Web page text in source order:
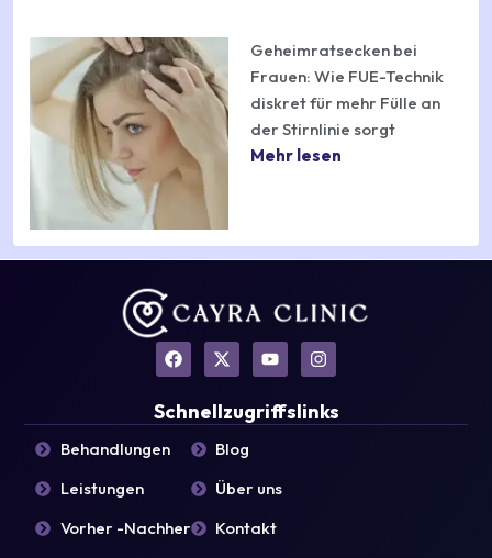
Geheimratsecken bei
Frauen: Wie FUE-Technik
diskret für mehr Fülle an
der Stirnlinie sorgt
Mehr lesen
F
a
e
b
X
-
w
i
t
r
Y
o
t
u
I
n
t
a
Schnellzugriffslinks
Behandlungen
Leistungen
Vorher -Nachher
Blog
Über uns
Kontakt